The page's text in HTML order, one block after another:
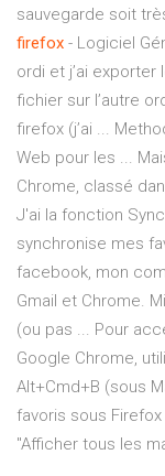
sauvegarde soit
firefox - Logiciel
ordi et j’ai exporter
fichier sur l’autre
firefox (j’ai ...
Web pour les ...
Chrome, classé
J'ai la fonction
synchronise mes
facebook, mon
Gmail et Chrome.
(ou pas ... Pour
Google Chrome,
Alt+Cmd+B (sous
favoris sous
"Afficher tous les